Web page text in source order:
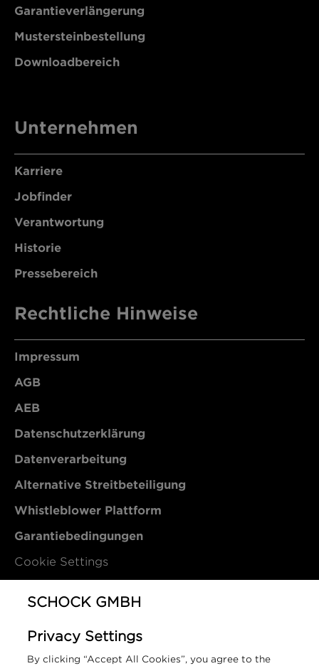
Garantieverlängerung
Mustersteinbestellung
Downloadbereich
Unternehmen
Karriere
Jobfinder
Verantwortung
Historie
Pressebereich
Rechtliche Hinweise
Impressum
AGB
AEB
Datenschutzerklärung
Datenverarbeitung
Alternative Streitbeteiligung
Whistleblower Plattform
Garantiebedingungen
Cookie Settings
Kontakt
Schock GmbH
SCHOCK GMBH
Privacy Settings
By clicking “Accept All Cookies”, you agree to the